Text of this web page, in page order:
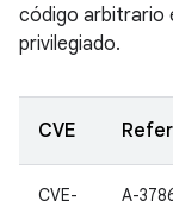
código arbitrario
privilegiado.
CVE
CVE-
A-